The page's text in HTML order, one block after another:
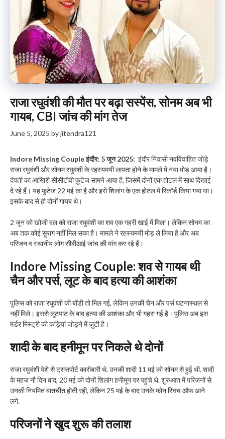
राजा रघुवंशी की मौत पर बढ़ा सस्पेंस, सोनम अब भी
गायब, CBI जांच की मांग तेज
June 5, 2025 byjitendra121
Indore Missing Couple इंदौर: 5 जून 2025: इंदौर निवासी नवविवाहित जोड़े
राजा रघुवंशी और सोनम रघुवंशी के रहस्यमयी लापता होने के मामले में नया मोड़ आया है।
दंपती का आखिरी सीसीटीवी फुटेज सामने आया है, जिसमें दोनों एक होटल में साथ दिखाई
दे रहे हैं। यह फुटेज 22 मई का है और इसे शिलांग के एक होटल में रिकॉर्ड किया गया था।
इसके बाद से ही दोनों गायब थे।
2 जून को खोजी दल को राजा रघुवंशी का शव एक गहरी खाई में मिला। लेकिन सोनम का
अब तक कोई सुराग नहीं मिल सका है। मामले ने रहस्यमयी मोड़ ले लिया है और अब
परिजन व स्थानीय लोग सीबीआई जांच की मांग कर रहे हैं।
Indore Missing Couple:शव से गायब थी
चैन और पर्स, लूट के बाद हत्या की आशंका
पुलिस को राजा रघुवंशी की बॉडी तो मिल गई, लेकिन उनकी चैन और पर्स घटनास्थल से
नहीं मिले। इससे लूटपाट के बाद हत्या की आशंका और भी गहरा गई है। पुलिस अब इस
मर्डर मिस्ट्री की कड़ियां जोड़ने में जुटी है।
शादी के बाद हनीमून पर निकले थे दोनों
राजा रघुवंशी पेशे से ट्रांसपोर्ट कारोबारी थे. उनकी शादी 11 मई को सोनम से हुई थी. शादी
के महज नौ दिन बाद, 20 मई को दोनों शिलांग हनीमून पर पहुंचे थे. शुरुआत में परिजनों से
उनकी नियमित बातचीत होती रही, लेकिन 25 मई के बाद उनके फोन स्विच ऑफ आने
लगे.
परिजनों ने खुद शुरू की तलाश